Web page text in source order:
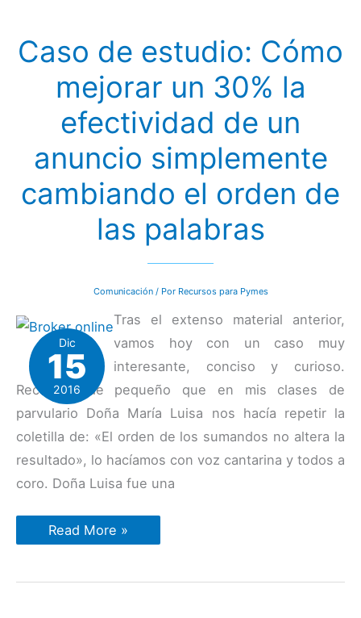
600%
las
ventas
usando
el
método
de
comunicación
persuasivo
Caso de estudio: Cómo
mejorar un 30% la
efectividad de un
anuncio simplemente
cambiando el orden de
las palabras
Comunicación/ Por Recursos para Pymes
Dic
15
2016
Tras el extenso material anterior,
vamos hoy con un caso muy
interesante, conciso y curioso.
Recuerdo de pequeño que en mis clases de
parvulario Doña María Luisa nos hacía repetir la
coletilla de: «El orden de los sumandos no altera la
resultado», lo hacíamos con voz cantarina y todos a
coro. Doña Luisa fue una
Caso
de
mejorar
Read More »